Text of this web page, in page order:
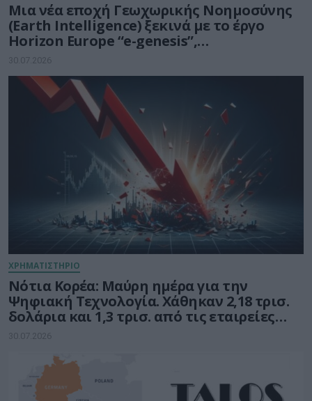
Μια νέα εποχή Γεωχωρικής Νοημοσύνης
(Earth Intelligence) ξεκινά με το έργο
Horizon Europe “e-genesis”,
προϋπολογισμού 7,5 εκατ. ευρώ
30.07.2026
ΧΡΗΜΑΤΙΣΤΗΡΙΟ
Νότια Κορέα: Μαύρη ημέρα για την
Ψηφιακή Τεχνολογία. Χάθηκαν 2,18 τρισ.
δολάρια και 1,3 τρισ. από τις εταιρείες
ημιαγωγών
30.07.2026